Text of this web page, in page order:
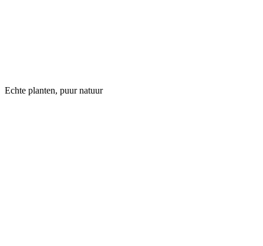
Echte planten, puur natuur